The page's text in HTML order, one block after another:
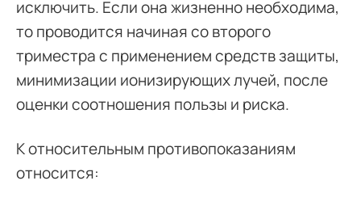
исключить. Если она жизненно необходима,
то проводится начиная со второго
триместра с применением средств защиты,
минимизации ионизирующих лучей, после
оценки соотношения пользы и риска.
К относительным противопоказаниям
относится: